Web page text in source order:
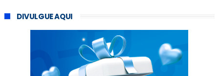
DIVULGUE AQUI